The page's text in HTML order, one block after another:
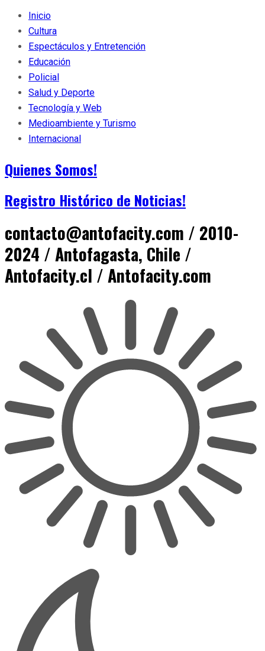
Inicio
Cultura
Espectáculos y Entretención
Educación
Policial
Salud y Deporte
Tecnología y Web
Medioambiente y Turismo
Internacional
Quienes Somos!
Registro Histórico de Noticias!
contacto@antofacity.com / 2010-
2024 / Antofagasta, Chile /
Antofacity.cl / Antofacity.com